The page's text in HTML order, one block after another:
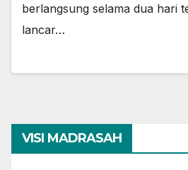
berlangsung selama dua hari
lancar…
VISI MADRASAH